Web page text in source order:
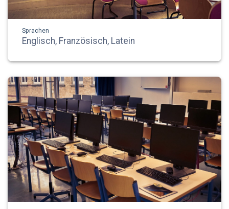
Sprachen
Englisch, Französisch, Latein